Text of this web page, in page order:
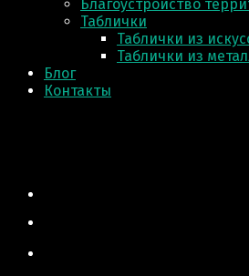
Благоустройство
Таблички
Таблички из
Таблички из
Блог
Контакты